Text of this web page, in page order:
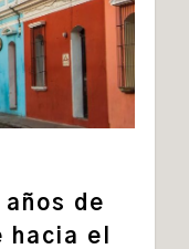
de
el